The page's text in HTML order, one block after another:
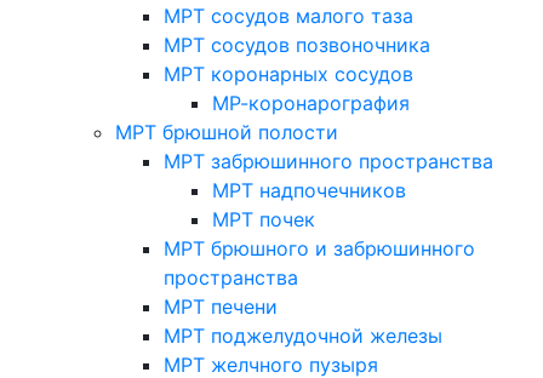
МРТ сосудов малого таза
МРТ сосудов позвоночника
МРТ коронарных сосудов
МР-коронарография
МРТ брюшной полости
МРТ забрюшинного пространства
МРТ надпочечников
МРТ почек
МРТ брюшного и забрюшинного
пространства
МРТ печени
МРТ поджелудочной железы
МРТ желчного пузыря